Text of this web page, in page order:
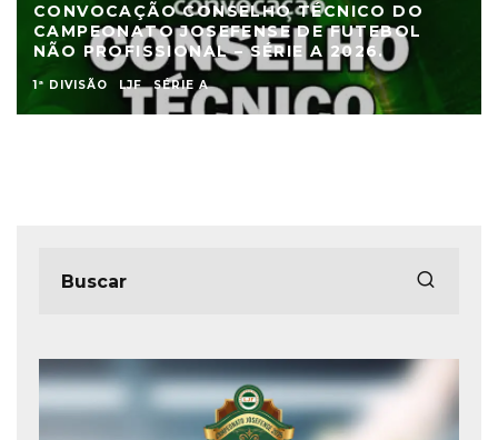
CONVOCAÇÃO CONSELHO TÉCNICO DO
CAMPEONATO JOSEFENSE DE FUTEBOL
NÃO PROFISSIONAL – SÉRIE A 2026.
1ª DIVISÃO LJF SÉRIE A